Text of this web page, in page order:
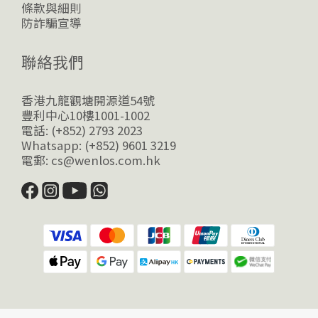
條款與細則
防詐騙宣導
聯絡我們
香港九龍觀塘開源道54號
豐利中心10樓1001-1002
電話: (+852) 2793 2023
Whatsapp: (+852) 9601 3219
電郵: cs@wenlos.com.hk